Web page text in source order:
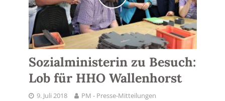
Sozialministerin zu Besuch:
Lob für HHO Wallenhorst
9. Juli 2018
PM - Presse-Mitteilungen